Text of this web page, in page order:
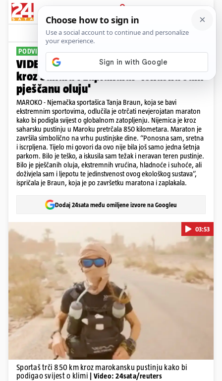
PRIJAVA
Sport Komentari
PODVIG NJEMAČKE SPORTAŠICE
VIDEO Njemica je istrčala 850 km
kroz Saharu i zaplakala: 'Iskusila sam
pješčanu oluju'
MAROKO - Njemačka sportašica Tanja Braun, koja se bavi
ekstremnim sportovima, odlučila je otrčati nevjerojatan maraton
kako bi podigla svijest o globalnom zatopljenju. Nijemica je kroz
saharsku pustinju u Maroku pretrčala 850 kilometara. Maraton je
završila simbolično na vrhu pustinjske dine. “Ponosna sam, sretna
i iscrpljena. Tijelo mi govori da ovo nije bila još samo jedna šetnja
parkom. Bilo je teško, a iskusila sam težak i neravan teren pustinje.
Bilo je pješčanih oluja, ekstremnih vrućina, hladnoće i suhoće, ali
doživjela sam i ljepotu te jedinstvenost ovog ekološkog sustava”,
ispričala je Braun, koja je po završetku maratona i zaplakala.
Dodaj 24sata među omiljene izvore na Googleu
Pokretanje videa...
03:53
Sportaš trči 850 km kroz marokansku pustinju kako bi
podigao svijest o klimi
| Video: 24sata/reuters